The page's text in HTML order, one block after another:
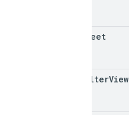
Sheet
FilterView